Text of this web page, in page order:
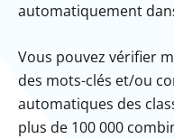
automatiquement
Vous pouvez vérifier
des mots-clés et/ou
automatiques des
plus de 100 000